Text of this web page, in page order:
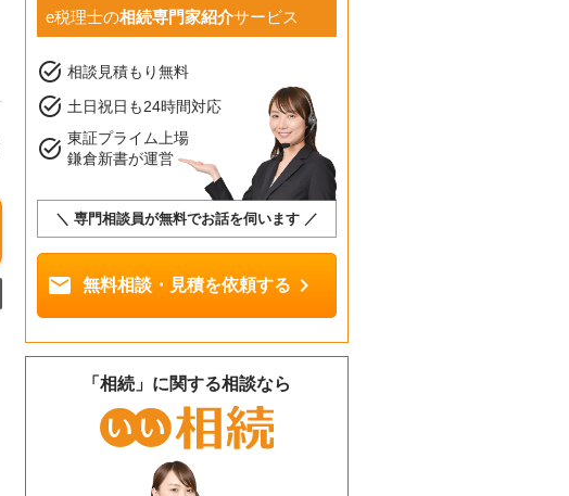
e税理士の相続専門家紹介サービス
task_alt 相談見積もり無料
task_alt 土日祝日も24時間対応
task_alt 東証プライム上場
鎌倉新書が運営
＼ 専門相談員が無料でお話を伺います ／
mail 無料相談・見積を依頼する chevron_right
「相続」に関する相談なら